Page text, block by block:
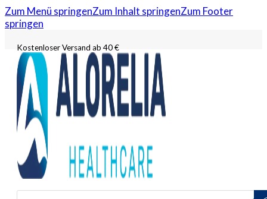
Zum Menü springenZum Inhalt springenZum Footer
springen
Kostenloser Versand ab 40 €